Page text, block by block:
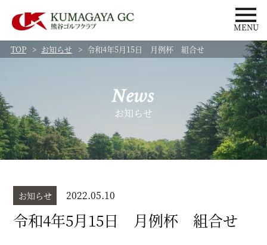
MENU
TOP
お知らせ 令和4年5月15日 月例杯 組合せ
News
お知らせ
お知らせ 2022.05.10
令和4年5月15日 月例杯 組合せ